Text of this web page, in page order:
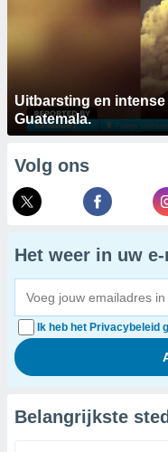
Uitbarsting en
Guatemala.
Volg ons
Het weer in uw e-
Ik heb het Privacybeleid
Belangrijkste